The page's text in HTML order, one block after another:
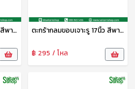
ตะกร้ากลมขอบเจาะรู 13นิ้ว สีพาสเทล S-0086 SiP ตะกร้ากลมขอบเจาะรู 17นิ้ว สีพาสเทล S-0088 SIP
฿ 295 / โหล